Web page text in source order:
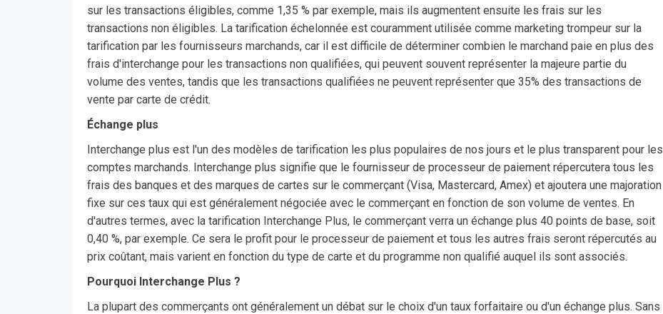
sur les transactions éligibles, comme 1,35 % par exemple, mais ils augmentent ensuite les frais sur les
transactions non éligibles. La tarification échelonnée est couramment utilisée comme marketing trompeur sur la
tarification par les fournisseurs marchands, car il est difficile de déterminer combien le marchand paie en plus des
frais d'interchange pour les transactions non qualifiées, qui peuvent souvent représenter la majeure partie du
volume des ventes, tandis que les transactions qualifiées ne peuvent représenter que 35% des transactions de
vente par carte de crédit.
Échange plus
Interchange plus est l'un des modèles de tarification les plus populaires de nos jours et le plus transparent pour les
comptes marchands. Interchange plus signifie que le fournisseur de processeur de paiement répercutera tous les
frais des banques et des marques de cartes sur le commerçant (Visa, Mastercard, Amex) et ajoutera une majoration
fixe sur ces taux qui est généralement négociée avec le commerçant en fonction de son volume de ventes. En
d'autres termes, avec la tarification Interchange Plus, le commerçant verra un échange plus 40 points de base, soit
0,40 %, par exemple. Ce sera le profit pour le processeur de paiement et tous les autres frais seront répercutés au
prix coûtant, mais varient en fonction du type de carte et du programme non qualifié auquel ils sont associés.
Pourquoi Interchange Plus ?
La plupart des commerçants ont généralement un débat sur le choix d'un taux forfaitaire ou d'un échange plus. Sans